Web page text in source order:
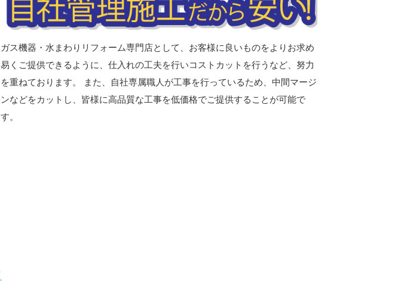
ガス機器・水まわりリフォーム専門店として、お客様に良いものをよりお求め
易くご提供できるように、仕入れの工夫を行いコストカットを行うなど、努力
を重ねております。 また、自社専属職人が工事を行っているため、中間マージ
ンなどをカットし、皆様に高品質な工事を低価格でご提供することが可能で
す。